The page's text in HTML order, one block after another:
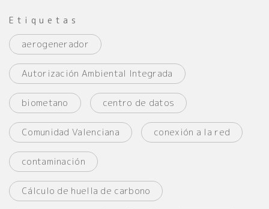
Etiquetas
aerogenerador
Autorización Ambiental Integrada
biometano centro de datos
Comunidad Valenciana conexión a la red
contaminación
Cálculo de huella de carbono